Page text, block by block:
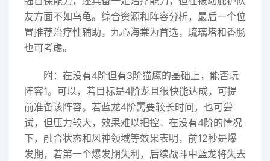
友方面不如乌龟。综合资源和阵容分析，最后一个位
置推荐治疗性辅助，九心海棠为首选，琉璃塔和香肠
也可考虑。
附：在没有4阶但有3阶猫鹰的基础上，能否玩
阵容1。可以，若目标是4阶龙且很快能达成，可提
前准备该阵容。若蓝龙4阶需要较长时间，也可尝
试，但压力较大，效果难以把控。在没有4阶的情况
下，融合状态和风神领域等效果表明，前12秒是爆
发期，若第一个爆发期失利，后续战斗中蓝龙将失去